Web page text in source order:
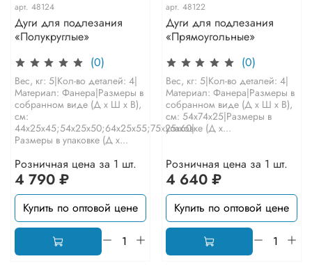
арт. 48124
Дуги для подлезания
«Полукруглые»
(0)
Вес, кг: 5|Кол-во деталей: 4|
Материал: Фанера|Размеры в
собранном виде (Д х Ш х В),
см:
44х25х45;54х25х50;64х25х55;75х25х60|
Размеры в упаковке (Д х...
Розничная цена за 1 шт.
4 790 ₽
Купить по оптовой цене
арт. 48122
Дуги для подлезания
«Прямоугольные»
(0)
Вес, кг: 5|Кол-во деталей: 4|
Материал: Фанера|Размеры в
собранном виде (Д х Ш х В),
см: 54х74х25|Размеры в
упаковке (Д х...
Розничная цена за 1 шт.
4 640 ₽
Купить по оптовой цене